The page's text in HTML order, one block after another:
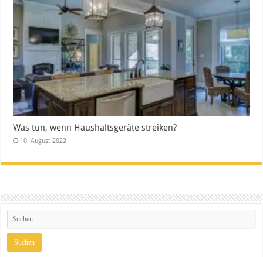
Was tun, wenn Haushaltsgeräte streiken?
10. August 2022